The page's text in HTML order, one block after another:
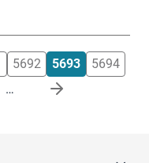
5692 5693
5694
…